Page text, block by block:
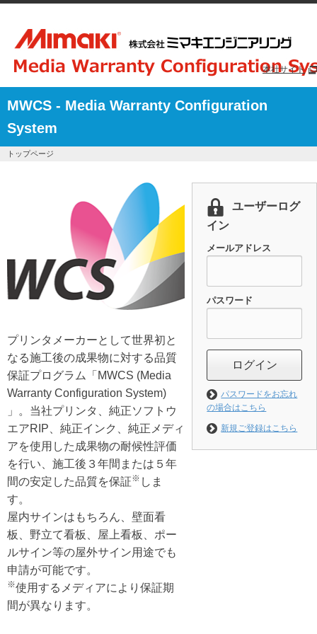
本社サイト
MWCS - Media Warranty Configuration
System
トップページ
プリンタメーカーとして世界初と
なる施工後の成果物に対する品質
保証プログラム「MWCS (Media
Warranty Configuration System)
」。当社プリンタ、純正ソフトウ
エアRIP、純正インク、純正メディ
アを使用した成果物の耐候性評価
を行い、施工後３年間または５年
間の安定した品質を保証※ しま
す。
屋内サインはもちろん、壁面看
板、野立て看板、屋上看板、ポー
ルサイン等の屋外サイン用途でも
申請が可能です。
※使用するメディアにより保証期
間が異なります。
ユーザーログ
イン
メールアドレス
パスワード
ログイン
パスワードをお忘れ
の場合はこちら
新規ご登録はこちら